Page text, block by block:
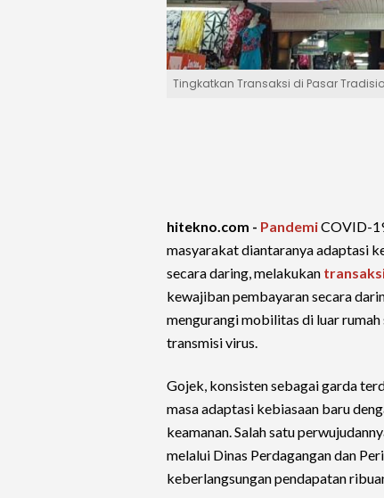
Tingkatkan Transaksi di Pasar
hitekno.com - PandemiCOVID-
masyarakat diantaranya adaptasi
secara daring, melakukan
kewajiban pembayaran secara
mengurangi mobilitas di luar
transmisi virus.
Gojek, konsisten sebagai garda
masa adaptasi kebiasaan baru
keamanan. Salah satu
melalui Dinas Perdagangan dan
keberlangsungan pendapatan